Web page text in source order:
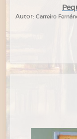
Autor: Carreiro